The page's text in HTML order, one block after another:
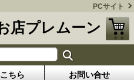
PCサイト
店プレムーン
ちら お問い合せ